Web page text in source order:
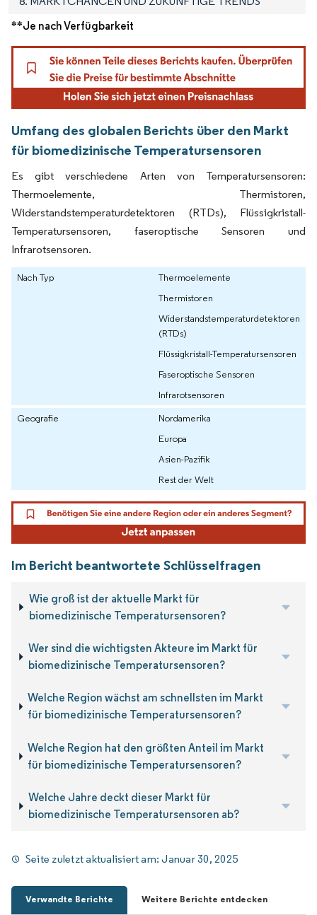
**Je nach Verfügbarkeit
Umfang des globalen Berichts über den Markt
für biomedizinische Temperatursensoren
Es gibt verschiedene Arten von Temperatursensoren:
Thermoelemente, Thermistoren,
Widerstandstemperaturdetektoren (RTDs), Flüssigkristall-
Temperatursensoren, faseroptische Sensoren und
Infrarotsensoren.
Nach Typ
Thermoelemente
Thermistoren
Widerstandstemperaturdetektoren
(RTDs)
Flüssigkristall-Temperatursensoren
Faseroptische Sensoren
Infrarotsensoren
Geografie
Nordamerika
Europa
Asien-Pazifik
Rest der Welt
Im Bericht beantwortete Schlüsselfragen
Wie groß ist der aktuelle Markt für
biomedizinische Temperatursensoren?
Wer sind die wichtigsten Akteure im Markt für
biomedizinische Temperatursensoren?
Welche Region wächst am schnellsten im Markt
für biomedizinische Temperatursensoren?
Welche Region hat den größten Anteil im Markt
für biomedizinische Temperatursensoren?
Welche Jahre deckt dieser Markt für
biomedizinische Temperatursensoren ab?
Seite zuletzt aktualisiert am:Januar 30, 2025
Verwandte Berichte Weitere Berichte entdecken